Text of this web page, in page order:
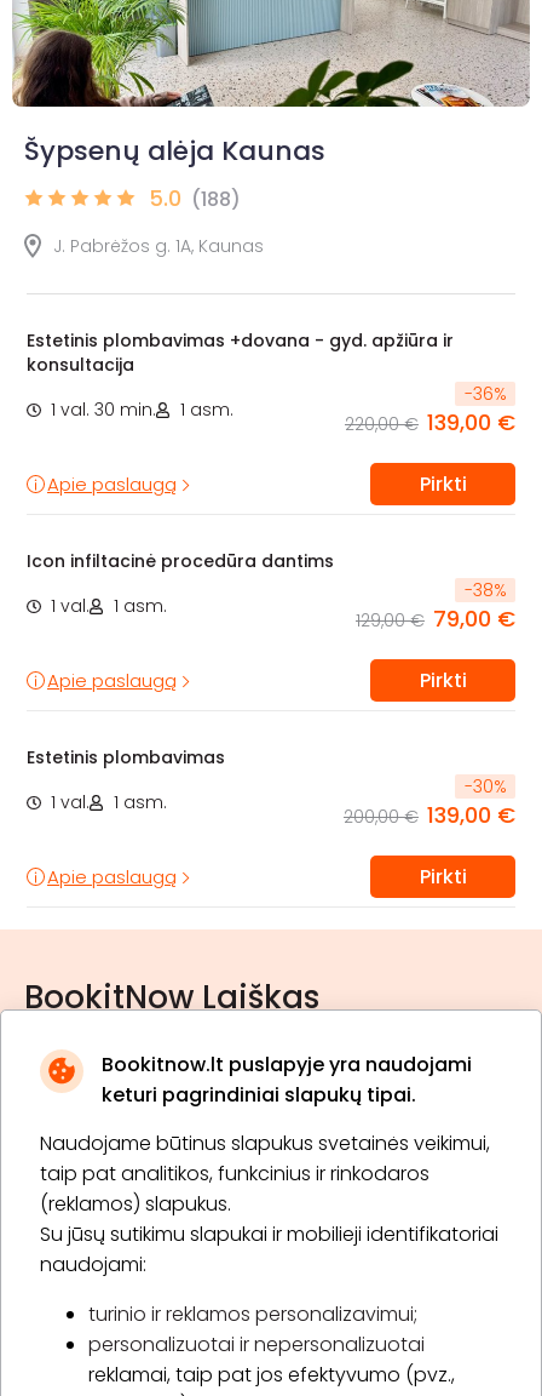
Bookitnow.lt puslapyje yra naudojami
keturi pagrindiniai slapukų tipai.
Naudojame būtinus slapukus svetainės veikimui,
taip pat analitikos, funkcinius ir rinkodaros
(reklamos) slapukus.
Su jūsų sutikimu slapukai ir mobilieji identifikatoriai
naudojami:
turinio ir reklamos personalizavimui;
personalizuotai ir nepersonalizuotai
reklamai, taip pat jos efektyvumo (pvz.,
Šypsenų alėja Kaunas
5.0 (188)
J. Pabrėžos g. 1A, Kaunas
Estetinis plombavimas +dovana - gyd. apžiūra ir
konsultacija
1 val. 30 min.
1 asm.
-36%
220,00 € 139,00 €
Apie paslaugą Pirkti
Icon infiltacinė procedūra dantims
1 val.
1 asm.
-38%
129,00 € 79,00 €
Apie paslaugą Pirkti
Estetinis plombavimas
1 val.
1 asm.
-30%
200,00 € 139,00 €
Apie paslaugą Pirkti
BookitNow Laiškas
* Susipažinau su privatumo politika
Prenumeruoti
Apie „BookitNow“